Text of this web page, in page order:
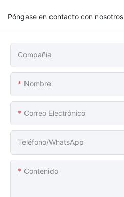
Póngase en contacto con nosotros
Compañía
Nombre
Correo Electrónico
Teléfono/WhatsApp
Contenido